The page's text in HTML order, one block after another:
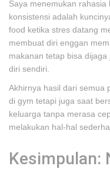
Saya menemukan
konsistensi adalah
food ketika stres datang
membuat diri enggan
makanan tetap bisa
diri sendiri.
Akhirnya hasil dari semua
di gym tetapi juga saat
keluarga tanpa merasa
melakukan hal-hal
Kesimpulan: